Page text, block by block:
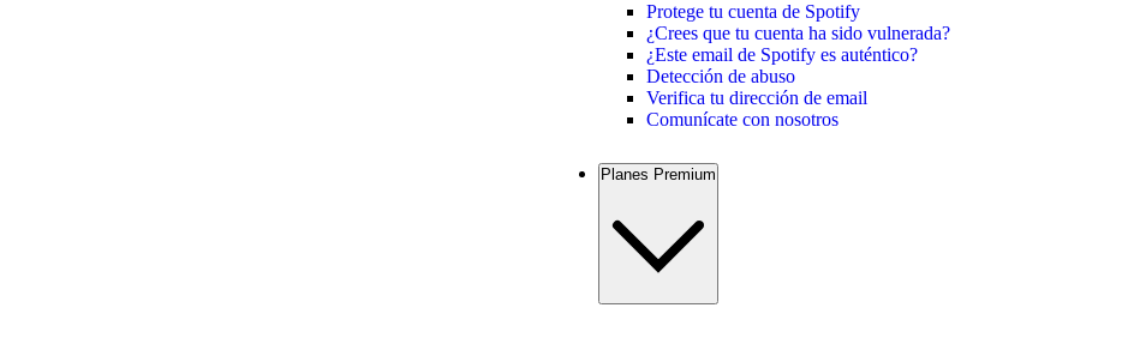
Protege tu cuenta de Spotify
¿Crees que tu cuenta ha sido vulnerada?
¿Este email de Spotify es auténtico?
Detección de abuso
Verifica tu dirección de email
Comunícate con nosotros
Planes Premium